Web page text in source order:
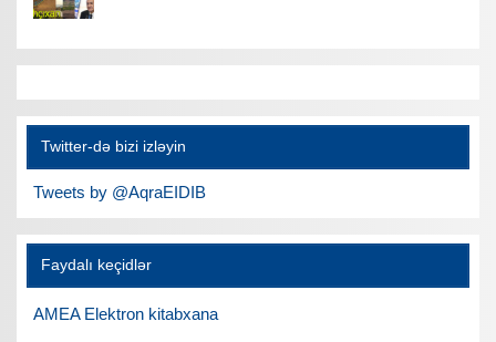
Twitter-də bizi izləyin
Tweets by @AqraEIDIB
Faydalı keçidlər
AMEA Elektron kitabxana